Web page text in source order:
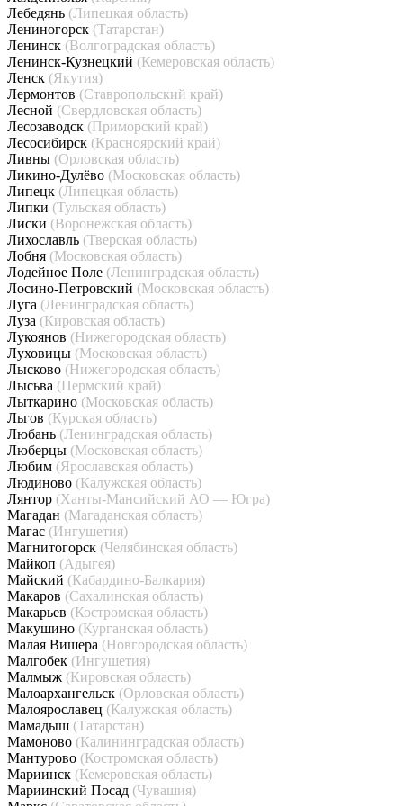
Лебедянь (Липецкая область)
Лениногорск (Татарстан)
Ленинск (Волгоградская область)
Ленинск-Кузнецкий (Кемеровская область)
Ленск (Якутия)
Лермонтов (Ставропольский край)
Лесной (Свердловская область)
Лесозаводск (Приморский край)
Лесосибирск (Красноярский край)
Ливны (Орловская область)
Ликино-Дулёво (Московская область)
Липецк (Липецкая область)
Липки (Тульская область)
Лиски (Воронежская область)
Лихославль (Тверская область)
Лобня (Московская область)
Лодейное Поле (Ленинградская область)
Лосино-Петровский (Московская область)
Луга (Ленинградская область)
Луза (Кировская область)
Лукоянов (Нижегородская область)
Луховицы (Московская область)
Лысково (Нижегородская область)
Лысьва (Пермский край)
Лыткарино (Московская область)
Льгов (Курская область)
Любань (Ленинградская область)
Люберцы (Московская область)
Любим (Ярославская область)
Людиново (Калужская область)
Лянтор (Ханты-Мансийский АО — Югра)
Магадан (Магаданская область)
Магас (Ингушетия)
Магнитогорск (Челябинская область)
Майкоп (Адыгея)
Майский (Кабардино-Балкария)
Макаров (Сахалинская область)
Макарьев (Костромская область)
Макушино (Курганская область)
Малая Вишера (Новгородская область)
Малгобек (Ингушетия)
Малмыж (Кировская область)
Малоархангельск (Орловская область)
Малоярославец (Калужская область)
Мамадыш (Татарстан)
Мамоново (Калининградская область)
Мантурово (Костромская область)
Мариинск (Кемеровская область)
Мариинский Посад (Чувашия)